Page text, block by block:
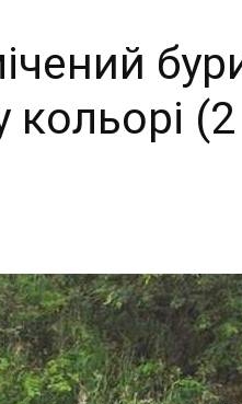
кольорі